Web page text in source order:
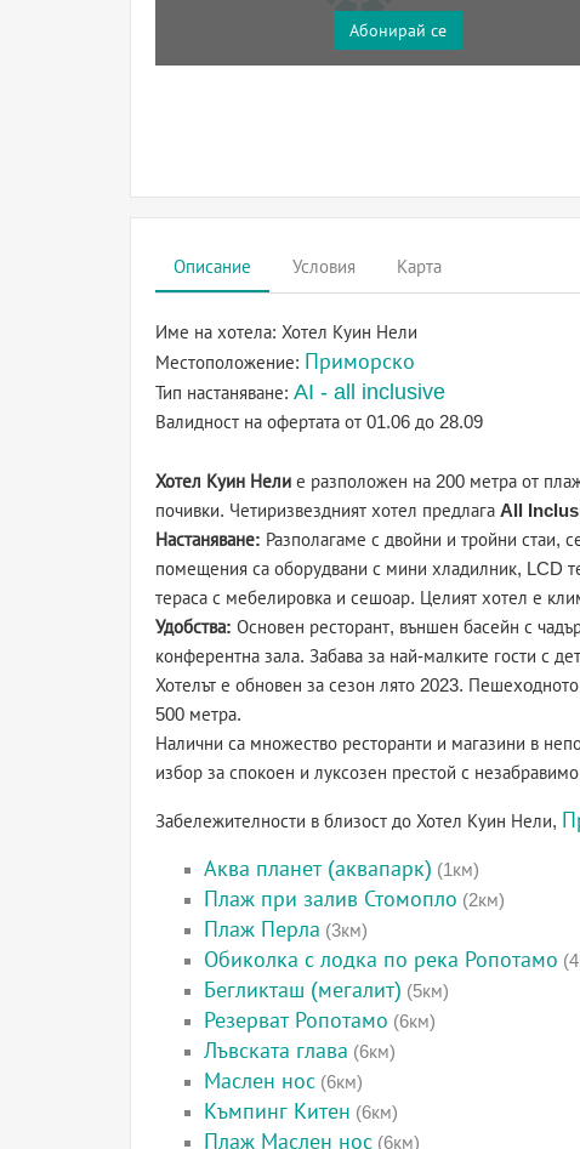
Абонирай се
Описание Условия Карта
Име на хотела: Хотел Куин Нели
Местоположение: Приморско
Тип настаняване: AI - all inclusive
Валидност на офертата от 01.06 до 28.09
Хотел Куин Нели е разположен на 200 метра от
почивки. Четиризвездният хотел предлага All
Настаняване: Разполагаме с двойни и тройни стаи,
помещения са оборудвани с мини хладилник, LCD
тераса с мебелировка и сешоар. Целият хотел е
Удобства: Основен ресторант, външен басейн с
конферентна зала. Забава за най-малките гости с
Хотелът е обновен за сезон лято 2023.
500 метра.
Налични са множество ресторанти и магазини в
избор за спокоен и луксозен престой с
Забележителности в близост до Хотел Куин Нели,
Аква планет (аквапарк) (1км)
Плаж при залив Стомопло (2км)
Плаж Перла (3км)
Обиколка с лодка по река Ропотамо
Бегликташ (мегалит) (5км)
Резерват Ропотамо (6км)
Лъвската глава (6км)
Маслен нос (6км)
Къмпинг Китен (6км)
Плаж Маслен нос (6км)